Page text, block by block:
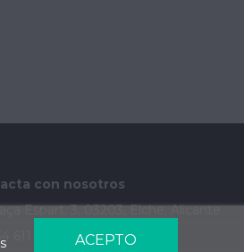
con nosotros
Espart, 3, 03203, Elche, Alicante
611 184 202ACEPTO